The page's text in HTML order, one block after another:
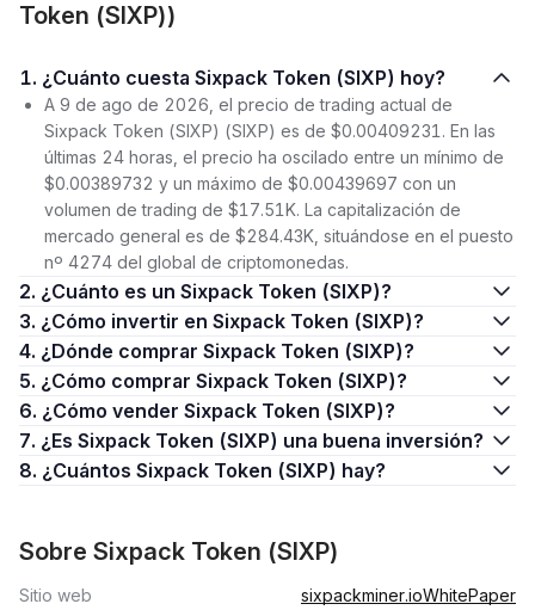
Token (SIXP))
1. ¿Cuánto cuesta Sixpack Token (SIXP) hoy?
A 9 de ago de 2026, el precio de trading actual de
Sixpack Token (SIXP) (SIXP) es de $0.00409231. En las
últimas 24 horas, el precio ha oscilado entre un mínimo de
$0.00389732 y un máximo de $0.00439697 con un
volumen de trading de $17.51K. La capitalización de
mercado general es de $284.43K, situándose en el puesto
nº 4274 del global de criptomonedas.
2. ¿Cuánto es un Sixpack Token (SIXP)?
3. ¿Cómo invertir en Sixpack Token (SIXP)?
4. ¿Dónde comprar Sixpack Token (SIXP)?
5. ¿Cómo comprar Sixpack Token (SIXP)?
6. ¿Cómo vender Sixpack Token (SIXP)?
7. ¿Es Sixpack Token (SIXP) una buena inversión?
8. ¿Cuántos Sixpack Token (SIXP) hay?
Sobre Sixpack Token (SIXP)
Sitio web sixpackminer.ioWhitePaper